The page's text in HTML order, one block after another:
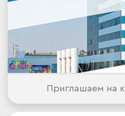
Приглашаем на